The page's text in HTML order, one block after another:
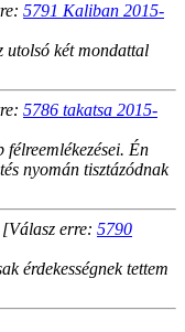
5791 Kaliban 2015-
utolsó két mondattal
5786 takatsa 2015-
Én
nyomán tisztázódnak
[Válasz erre: 5790
érdekességnek tettem